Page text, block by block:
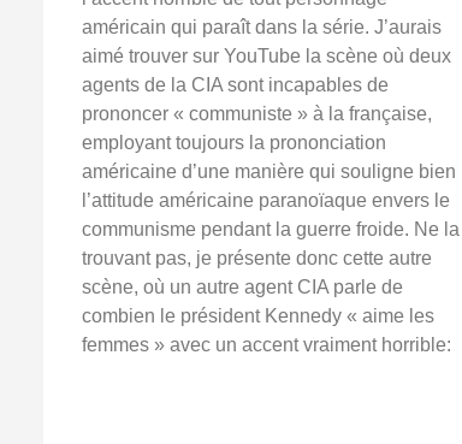
américain qui paraît dans la série. J’aurais
aimé trouver sur YouTube la scène où deux
agents de la CIA sont incapables de
prononcer « communiste » à la française,
employant toujours la prononciation
américaine d’une manière qui souligne bien
l’attitude américaine paranoïaque envers le
communisme pendant la guerre froide. Ne la
trouvant pas, je présente donc cette autre
scène, où un autre agent CIA parle de
combien le président Kennedy « aime les
femmes » avec un accent vraiment horrible: